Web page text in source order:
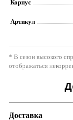
Корпус
Артикул
* В сезон высокого
отображаться
Доставка